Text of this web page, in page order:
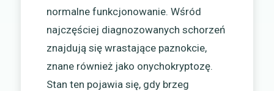
normalne funkcjonowanie. Wśród
najczęściej diagnozowanych schorzeń
znajdują się wrastające paznokcie,
znane również jako onychokryptozę.
Stan ten pojawia się, gdy brzeg